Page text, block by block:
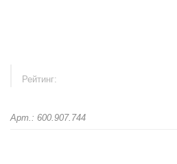
Рейтинг:
Арт.: 600.907.744